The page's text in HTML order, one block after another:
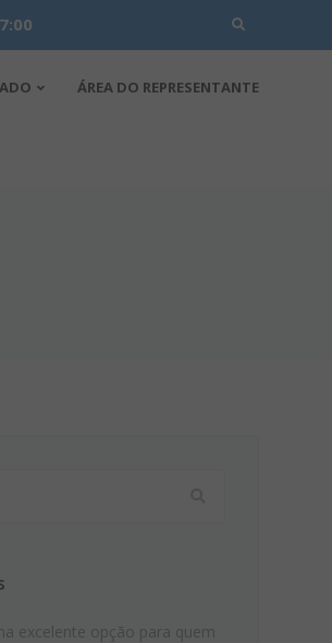
Search
ÁREA DO REPRESENTANTE
excelente opção para quem